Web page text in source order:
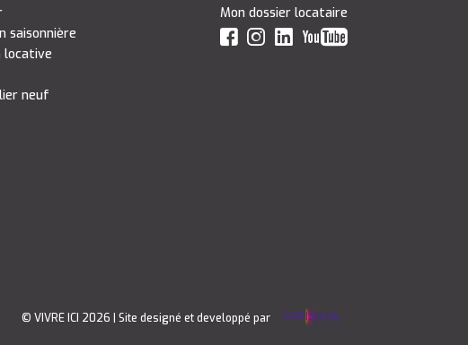
saisonnière
locative
neuf
Mon dossier locataire
© VIVRE ICI 2026 | Site designé et developpé par